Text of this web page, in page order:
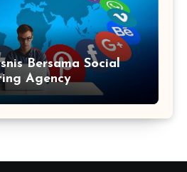
Bersama Social
Agency